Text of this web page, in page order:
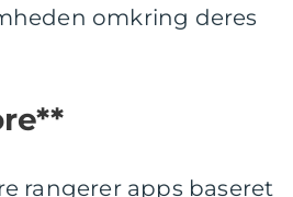
omkring deres
rangerer apps baseret